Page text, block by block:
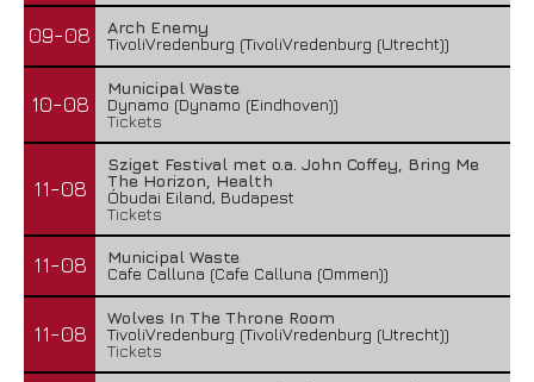
09-08
Arch Enemy
TivoliVredenburg (TivoliVredenburg (Utrecht))
10-08
Municipal Waste
Dynamo (Dynamo (Eindhoven))
Tickets
11-08
Sziget Festival met o.a. John Coffey, Bring Me
The Horizon, Health
Óbudai Eiland, Budapest
Tickets
11-08
Municipal Waste
Cafe Calluna (Cafe Calluna (Ommen))
11-08
Wolves In The Throne Room
TivoliVredenburg (TivoliVredenburg (Utrecht))
Tickets